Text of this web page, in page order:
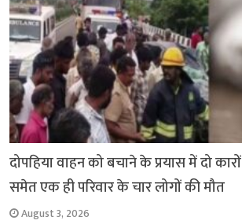
दोपहिया वाहन को बचाने के प्रयास में दो
समेत एक ही परिवार के चार लोगों की मौत
August 3, 2026